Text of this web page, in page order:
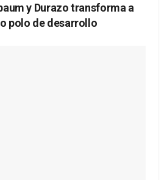
y Durazo transforma a
polo de desarrollo